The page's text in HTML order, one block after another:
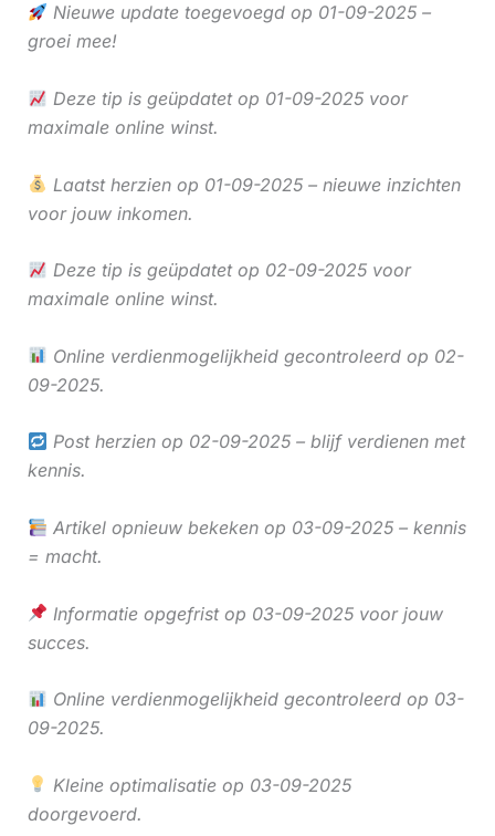
Nieuwe update toegevoegd op 01-09-2025 –
groei mee!
Deze tip is geüpdatet op 01-09-2025 voor
maximale online winst.
Laatst herzien op 01-09-2025 – nieuwe inzichten
voor jouw inkomen.
Deze tip is geüpdatet op 02-09-2025 voor
maximale online winst.
Online verdienmogelijkheid gecontroleerd op 02-
09-2025.
Post herzien op 02-09-2025 – blijf verdienen met
kennis.
Artikel opnieuw bekeken op 03-09-2025 – kennis
= macht.
Informatie opgefrist op 03-09-2025 voor jouw
succes.
Online verdienmogelijkheid gecontroleerd op 03-
09-2025.
Kleine optimalisatie op 03-09-2025
doorgevoerd.